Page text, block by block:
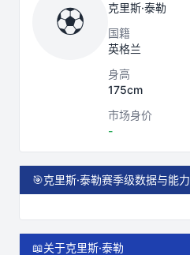
⚽
克里斯·泰勒
国籍
英格兰
身高
175cm
市场身价
-
🎯克里斯·泰勒赛季级数据与能力
📖关于克里斯·泰勒